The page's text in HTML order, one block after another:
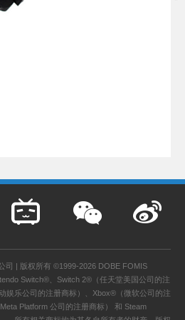
司 | 版权所有 ©1999-2026 DOBE FOMIS
Switch®、Switch 2®（任天堂美国公司的注
娱乐公司的注册商标）、Xbox®（微软公司的注
Platform 公司的注册商标） 和 Steam